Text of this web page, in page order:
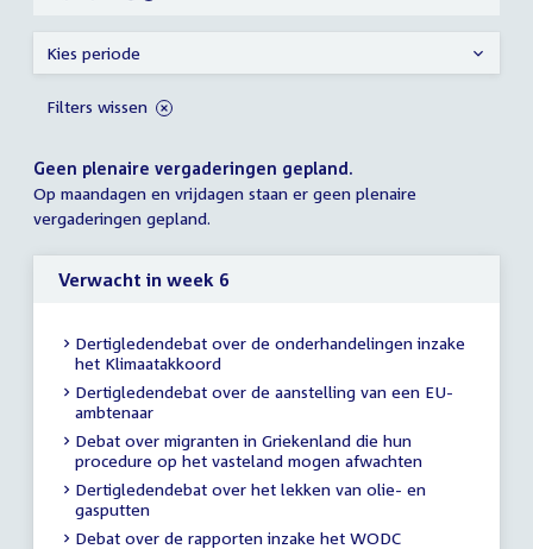
Geen plenaire vergaderingen gepland.
Op maandagen en vrijdagen staan er geen plenaire
vergaderingen gepland.
Verwacht in week 6
Dertigledendebat over de onderhandelingen inzake
het Klimaatakkoord
Dertigledendebat over de aanstelling van een EU-
ambtenaar
Debat over migranten in Griekenland die hun
procedure op het vasteland mogen afwachten
Dertigledendebat over het lekken van olie- en
gasputten
Debat over de rapporten inzake het WODC
Kies periode
Filters wissen